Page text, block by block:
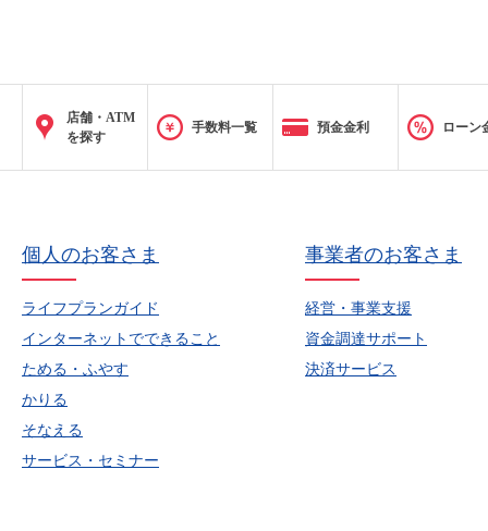
店舗・ATM
を探す
手数料一覧 預金金利 ローン
個人のお客さま
ライフプランガイド
インターネットでできること
ためる・ふやす
かりる
そなえる
サービス・セミナー
事業者のお客さま
経営・事業支援
資金調達サポート
決済サービス